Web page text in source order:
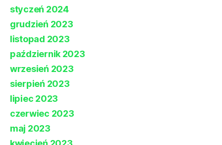
styczeń 2024
grudzień 2023
listopad 2023
październik 2023
wrzesień 2023
sierpień 2023
lipiec 2023
czerwiec 2023
maj 2023